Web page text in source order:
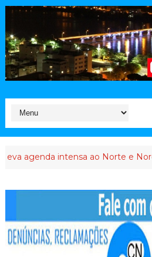
intensa ao Norte e Noroeste